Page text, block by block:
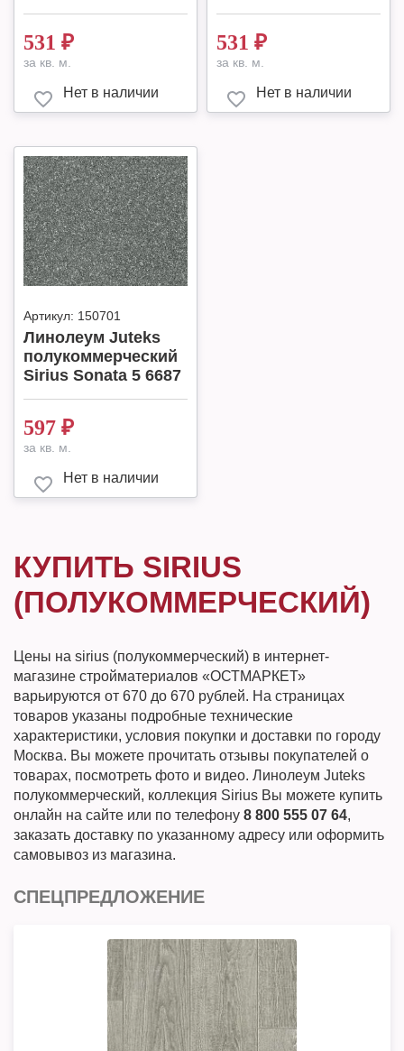
531 ₽
за кв. м.
Нет в наличии
531 ₽
за кв. м.
Нет в наличии
Артикул: 150701
Линолеум Juteks
полукоммерческий
Sirius Sonata 5 6687
597 ₽
за кв. м.
Нет в наличии
КУПИТЬ SIRIUS
(ПОЛУКОММЕРЧЕСКИЙ)
Цены на sirius (полукоммерческий) в интернет-
магазине стройматериалов «ОСТМАРКЕТ»
варьируются от 670 до 670 рублей. На страницах
товаров указаны подробные технические
характеристики, условия покупки и доставки по городу
Москва. Вы можете прочитать отзывы покупателей о
товарах, посмотреть фото и видео. Линолеум Juteks
полукоммерческий, коллекция Sirius Вы можете купить
онлайн на сайте или по телефону 8 800 555 07 64,
заказать доставку по указанному адресу или оформить
самовывоз из магазина.
СПЕЦПРЕДЛОЖЕНИЕ